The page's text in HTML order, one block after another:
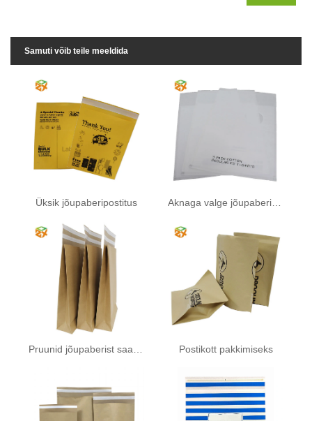
Samuti võib teile meeldida
Üksik jõupaberipostitus
Postikott pakkimiseks